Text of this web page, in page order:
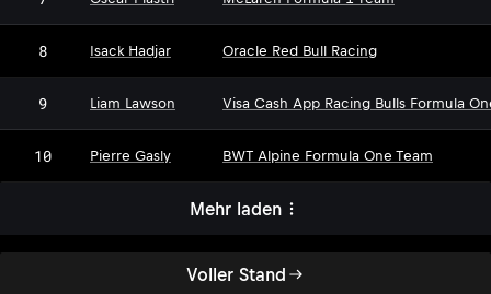
Voller Stand
8 Isack Hadjar Oracle Red Bull Racing
9 Liam Lawson Visa Cash App Racing Bulls Formula
10 Pierre Gasly BWT Alpine Formula One Team
Mehr laden